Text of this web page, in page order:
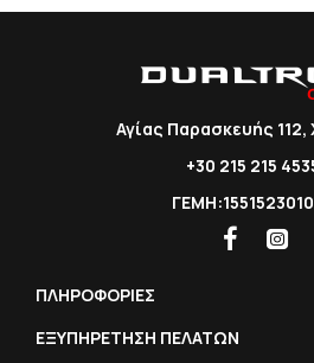
Αγίας Παρασκευής 112,
+30 215 215
ΠΛΗΡΟΦΟΡΙΕΣ
ΕΞΥΠΗΡΕΤΗΣΗ ΠΕΛΑΤΩΝ